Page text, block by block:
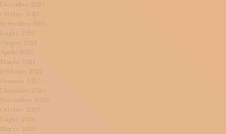
Dicembre 2021
Ottobre 2021
Settembre 2021
Luglio 2021
Giugno 2021
Aprile 2021
Marzo 2021
Febbraio 2021
Gennaio 2021
Dicembre 2020
Novembre 2020
Ottobre 2020
Luglio 2020
Marzo 2020